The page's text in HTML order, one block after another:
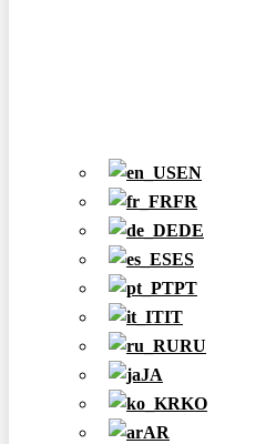
EN
FR
DE
ES
PT
IT
RU
JA
KO
AR